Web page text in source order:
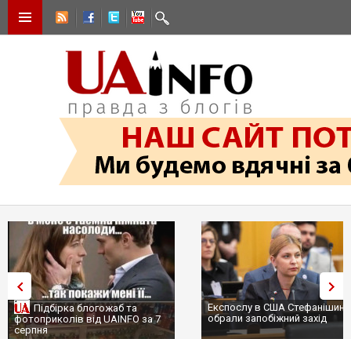
Підбірка блогожаб та
фотоприколів від UAINFO за 7
серпня
Експослу в США
обрали запобіжний захід